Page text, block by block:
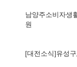
남양주소비자생
원
[대전소식]유성